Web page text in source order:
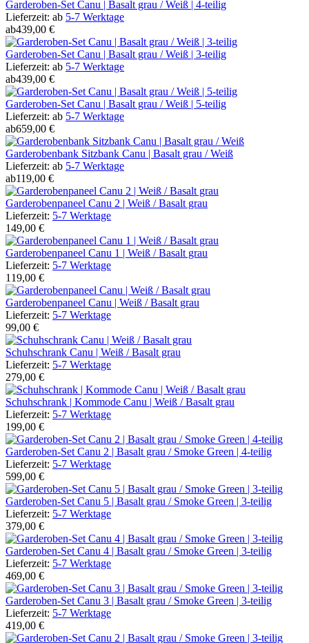
Garderoben-Set Canu | Basalt grau / Weiß | 4-teilig
Lieferzeit: ab 5-7 Werktage
ab439,00 €
Garderoben-Set Canu | Basalt grau / Weiß | 3-teilig
Lieferzeit: ab 5-7 Werktage
ab439,00 €
Garderoben-Set Canu | Basalt grau / Weiß | 5-teilig
Lieferzeit: ab 5-7 Werktage
ab659,00 €
Garderobenbank Sitzbank Canu | Basalt grau / Weiß
Lieferzeit: ab 5-7 Werktage
ab119,00 €
Garderobenpaneel Canu 2 | Weiß / Basalt grau
Lieferzeit: 5-7 Werktage
149,00 €
Garderobenpaneel Canu 1 | Weiß / Basalt grau
Lieferzeit: 5-7 Werktage
119,00 €
Garderobenpaneel Canu | Weiß / Basalt grau
Lieferzeit: 5-7 Werktage
99,00 €
Schuhschrank Canu | Weiß / Basalt grau
Lieferzeit: 5-7 Werktage
279,00 €
Schuhschrank | Kommode Canu | Weiß / Basalt grau
Lieferzeit: 5-7 Werktage
199,00 €
Garderoben-Set Canu 2 | Basalt grau / Smoke Green | 4-teilig
Lieferzeit: 5-7 Werktage
599,00 €
Garderoben-Set Canu 5 | Basalt grau / Smoke Green | 3-teilig
Lieferzeit: 5-7 Werktage
379,00 €
Garderoben-Set Canu 4 | Basalt grau / Smoke Green | 3-teilig
Lieferzeit: 5-7 Werktage
469,00 €
Garderoben-Set Canu 3 | Basalt grau / Smoke Green | 3-teilig
Lieferzeit: 5-7 Werktage
419,00 €